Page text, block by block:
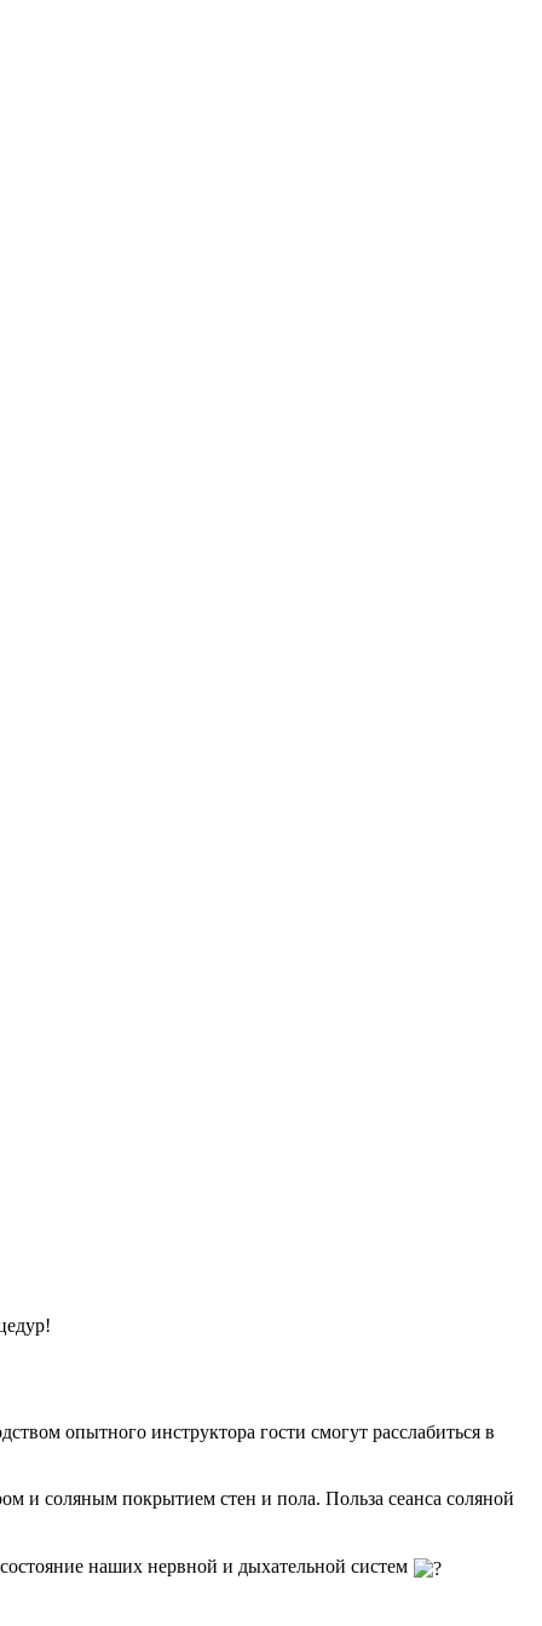
опытного инструктора гости смогут расслабиться в
и соляным покрытием стен и пола. Польза сеанса соляной
наших нервной и дыхательной систем